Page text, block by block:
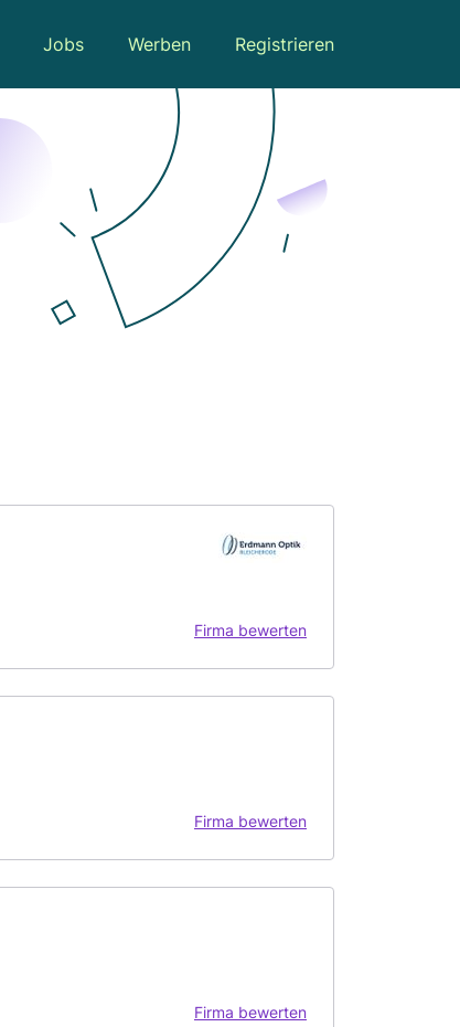
Jobs Werben Registrieren
Firma bewerten
Firma bewerten
Firma bewerten